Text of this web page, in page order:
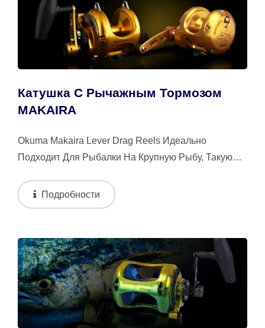
Катушка С Рычажным Тормозом
MAKAIRA
Okuma Makaira Lever Drag Reels Идеально
Подходит Для Рыбалки На Крупную Рыбу, Такую
Передовыми,...
Подробности